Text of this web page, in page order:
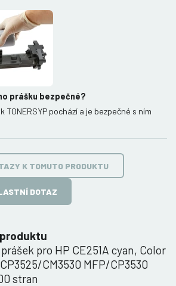
pro HP CE251A cyan, Color
CM3530 MFP/CP3530
stran
prášku bezpečné?
pochází a je bezpečné s ním
K TOMUTO PRODUKTU
DOTAZ